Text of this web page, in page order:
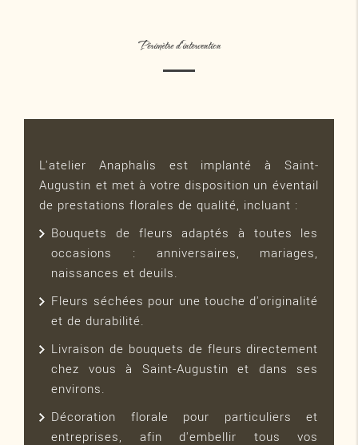
Périmètre d'intervention
L'atelier Anaphalis est implanté à Saint-
Augustin et met à votre disposition un éventail
de prestations florales de qualité, incluant :
Bouquets de fleurs adaptés à toutes les
occasions : anniversaires, mariages,
naissances et deuils.
Fleurs séchées pour une touche d'originalité
et de durabilité.
Livraison de bouquets de fleurs directement
chez vous à Saint-Augustin et dans ses
environs.
Décoration florale pour particuliers et
entreprises, afin d'embellir tous vos